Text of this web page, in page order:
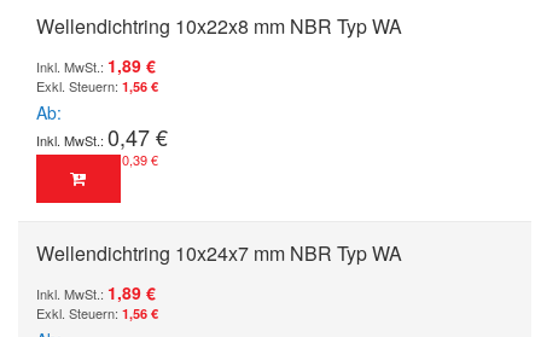
Wellendichtring 10x22x8 mm NBR Typ WA
1,89 €
1,56 €
Ab
0,47 €
0,39 €
Wellendichtring 10x24x7 mm NBR Typ WA
1,89 €
1,56 €